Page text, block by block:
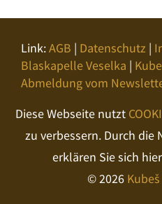
Link:AGB | Datenschutz |
Blaskapelle Veselka |
Abmeldung vom
Diese Webseite nutzt
zu verbessern. Durch die
erklären Sie sich
© 2026